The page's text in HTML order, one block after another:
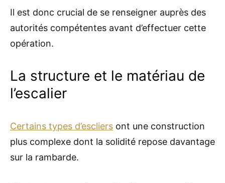
Il est donc crucial de se renseigner auprès des
autorités compétentes avant d’effectuer cette
opération.
La structure et le matériau de
l’escalier
Certains types d’escliers ont une construction
plus complexe dont la solidité repose davantage
sur la rambarde.